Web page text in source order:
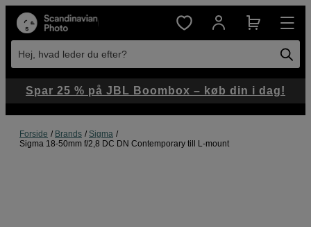
Hej, hvad leder du efter?
Forside Brands
Sigma
Sigma 18-50mm f/2,8 DC DN Contemporary till L-mount
Spar 25 % på JBL Boombox – køb din i dag!